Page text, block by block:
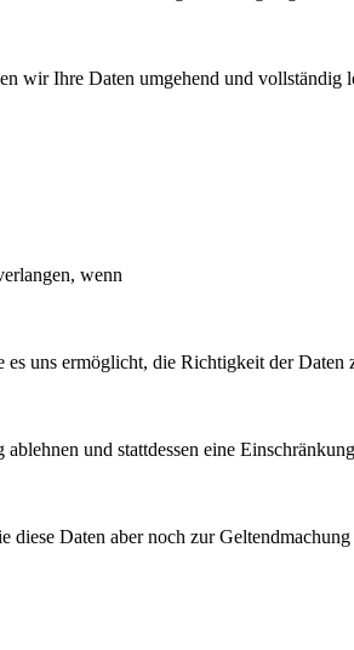
wir Ihre Daten umgehend und vollständig
wenn
uns ermöglicht, die Richtigkeit der Daten
und stattdessen eine
Daten aber noch zur